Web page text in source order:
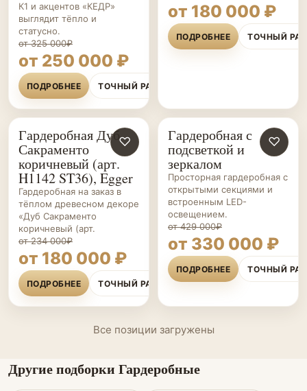
К1 и акцентов «КЕДР»
выглядит тёпло и
статусно.
от 325 000₽
от 250 000 ₽
ПОДРОБНЕЕ ТОЧНЫЙ РАСЧЁТ
от 180 000 ₽
ПОДРОБНЕЕ ТОЧНЫЙ
ГАРДЕРОБНЫЕ НА ЗАКАЗ
♡
Гардеробная Дуб
Сакраменто
коричневый (арт.
H1142 ST36), Egger
Гардеробная на заказ в
тёплом древесном декоре
«Дуб Сакраменто
коричневый (арт.
от 234 000₽
от 180 000 ₽
ПОДРОБНЕЕ ТОЧНЫЙ РАСЧЁТ
ГАРДЕРОБНЫЕ НА ЗАКАЗ
♡
Гардеробная с
подсветкой и
зеркалом
Просторная гардеробная с
открытыми секциями и
встроенным LED-
освещением.
от 429 000₽
от 330 000 ₽
ПОДРОБНЕЕ ТОЧНЫЙ
Все позиции загружены
Другие подборки Гардеробные